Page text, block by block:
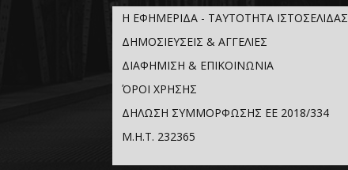
Η ΕΦΗΜΕΡΙΔΑ - ΤΑΥΤΟΤΗΤΑ ΙΣΤΟΣΕΛΙΔΑΣ
ΔΗΜΟΣΙΕΥΣΕΙΣ & ΑΓΓΕΛΙΕΣ
ΔΙΑΦΗΜΙΣΗ & ΕΠΙΚΟΙΝΩΝΙΑ
ΌΡΟΙ ΧΡΗΣΗΣ
ΔΗΛΩΣΗ ΣΥΜΜΟΡΦΩΣΗΣ ΕΕ 2018/334
Μ.Η.Τ. 232365